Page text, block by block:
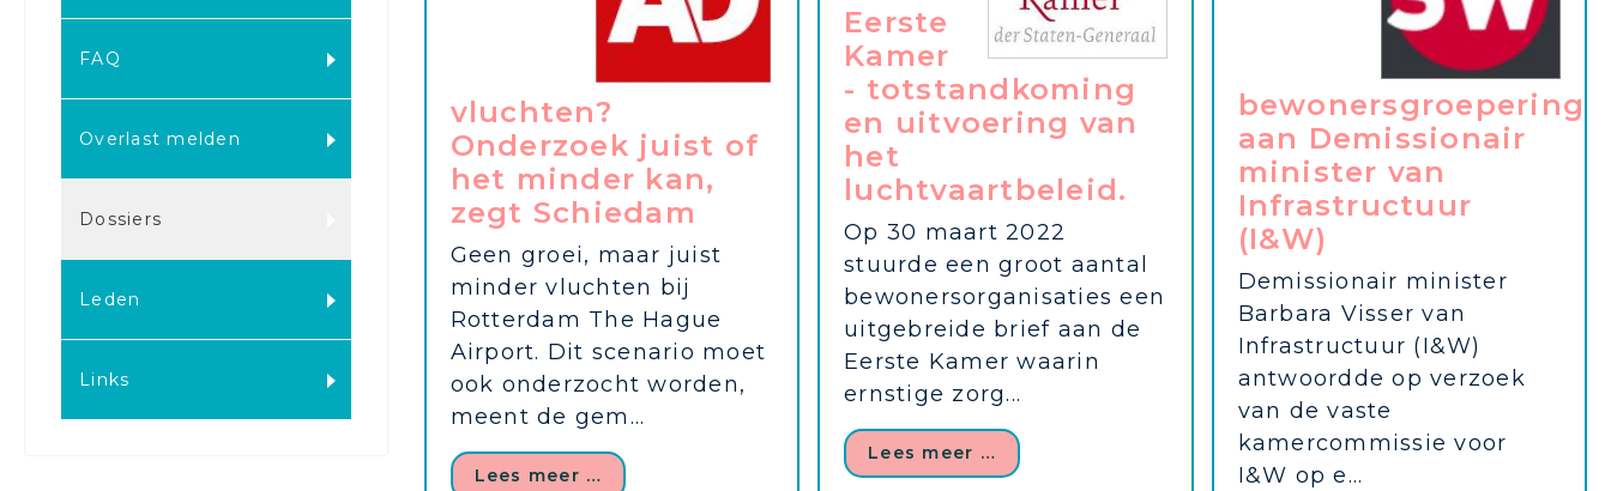
FAQ
Overlast melden
Dossiers
Leden
Links
vluchten?
Onderzoek juist of
het minder kan,
zegt Schiedam
Geen groei, maar juist
minder vluchten bij
Rotterdam The Hague
Airport. Dit scenario moet
ook onderzocht worden,
meent de gem...
Lees meer …
Eerste
Kamer
- totstandkoming
en uitvoering van
het
luchtvaartbeleid.
Op 30 maart 2022
stuurde een groot aantal
bewonersorganisaties een
uitgebreide brief aan de
Eerste Kamer waarin
ernstige zorg...
Lees meer …
aan Demissionair
minister van
Infrastructuur
(I&W)
Demissionair minister
Barbara Visser van
Infrastructuur (I&W)
antwoordde op verzoek
van de vaste
kamercommissie voor
I&W op e...